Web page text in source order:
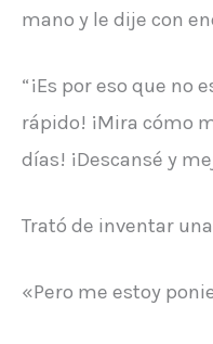
mano y le dije con
“¡Es por eso que no
rápido! ¡Mira cómo
días! ¡Descansé y
Trató de inventar
«Pero me estoy